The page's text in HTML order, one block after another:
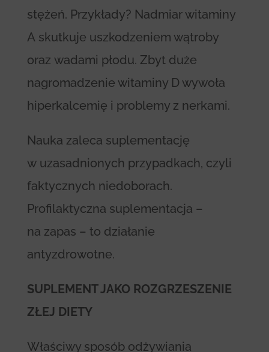
stężeń. Przykłady? Nadmiar witaminy
A skutkuje uszkodzeniem wątroby
oraz wadami płodu. Zbyt duże
nagromadzenie witaminy D wywoła
hiperkalcemię i problemy z nerkami.
Nauka zaleca suplementację
w uzasadnionych przypadkach, czyli
faktycznych niedoborach.
Profilaktyczna suplementacja –
na zapas – to działanie
antyzdrowotne.
SUPLEMENT JAKO ROZGRZESZENIE
ZŁEJ DIETY
Właściwy sposób odżywiania